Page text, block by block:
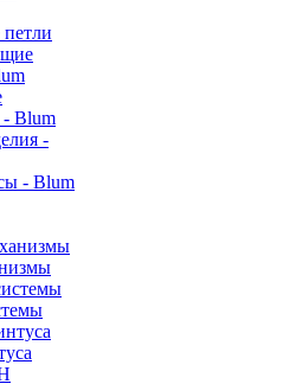
Blum
-
- Blum